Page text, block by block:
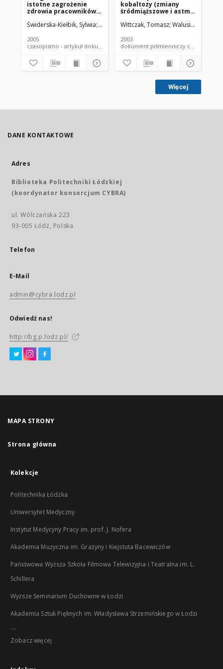
istotne zagrożenie
zdrowia pracowników
spożywczego
Świderska-Kiełbik, Sylwia Krakowiak, Anna Wittczak, Tomasz
2005
czasopismo - artykuł dokument piśmienniczy
kobaltozy (zmiany
śródmiąższowe i astma
dentystycznego - opis
Wittczak, Tomasz Walusiak, Jolanta
2003
dokument piśmienniczy
Więcej
DANE KONTAKTOWE
Adres
Biblioteka Politechniki Łódzkiej
(koordynator konsorcjum CYBRA)
ul. Wólczańska 223
93-005 Łódź, Polska
Telefon
E-Mail
admin@cybra.lodz.pl
Odwiedź nas!
http://bg.p.lodz.pl/
MAPA STRONY
Strona główna
Kolekcje
Politechnika Łódzka
Uniwersytet Medyczny
Instytut Medycyny Pracy im. prof. J. Nofera
Akademia Muzyczna im. Grażyny i Kiejstuta Bacewiczów
Państwowa Wyższa Szkoła Filmowa Telewizyjna i Teatralna im. L.
Schillera
Wyższe Seminarium Duchowne w Łodzi
Akademia Sztuk Pięknych im. Władysława Strzemińskiego w Łodzi
...
Zobacz więcej